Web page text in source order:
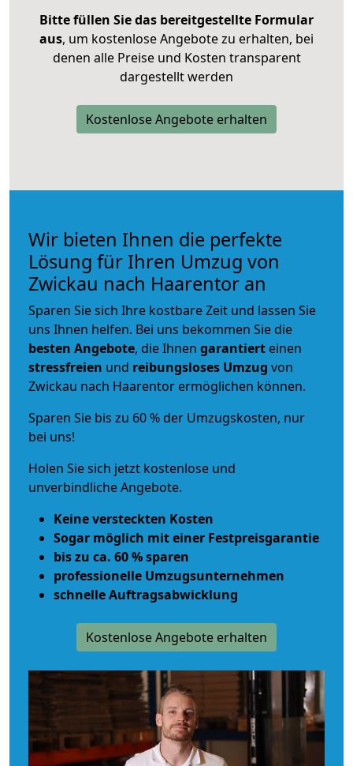
Bitte füllen Sie das bereitgestellte Formular
aus, um kostenlose Angebote zu erhalten, bei
denen alle Preise und Kosten transparent
dargestellt werden
Kostenlose Angebote erhalten
Wir bieten Ihnen die perfekte
Lösung für Ihren Umzug von
Zwickau nach Haarentor an
Sparen Sie sich Ihre kostbare Zeit und lassen Sie
uns Ihnen helfen. Bei uns bekommen Sie die
besten Angebote, die Ihnen garantiert einen
stressfreien und reibungsloses Umzug von
Zwickau nach Haarentor ermöglichen können.
Sparen Sie bis zu 60 % der Umzugskosten, nur
bei uns!
Holen Sie sich jetzt kostenlose und
unverbindliche Angebote.
Keine versteckten Kosten
Sogar möglich mit einer Festpreisgarantie
bis zu ca. 60 % sparen
professionelle Umzugsunternehmen
schnelle Auftragsabwicklung
Kostenlose Angebote erhalten